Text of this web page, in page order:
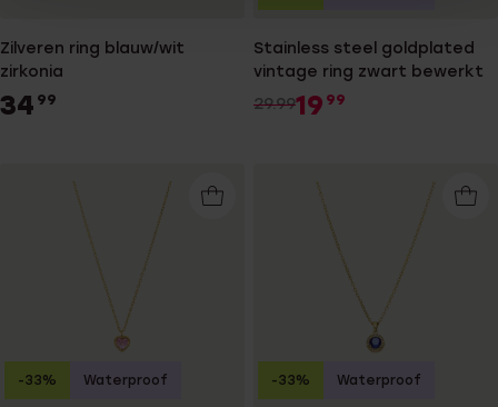
Zilveren ring blauw/wit
zirkonia
34 99
Stainless steel goldplated
vintage ring zwart bewerkt
29.9919 99
-33% Waterproof -33% Waterproof